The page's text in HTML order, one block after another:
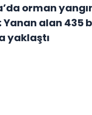
orman
Yanan alan 435
yaklaştı